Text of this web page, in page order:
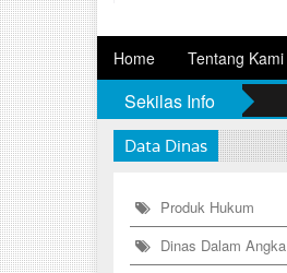
Home Tentang Kami
Sekilas Info
Data Dinas
Produk Hukum
Dinas Dalam Angka